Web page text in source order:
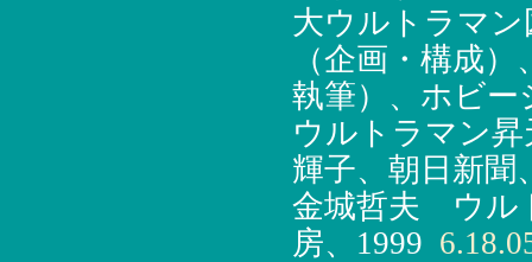
大ウルトラマン
（企画・構成
執筆）、ホビー
ウルトラマン
輝子、朝日新聞
金城哲夫 ウル
房、1999